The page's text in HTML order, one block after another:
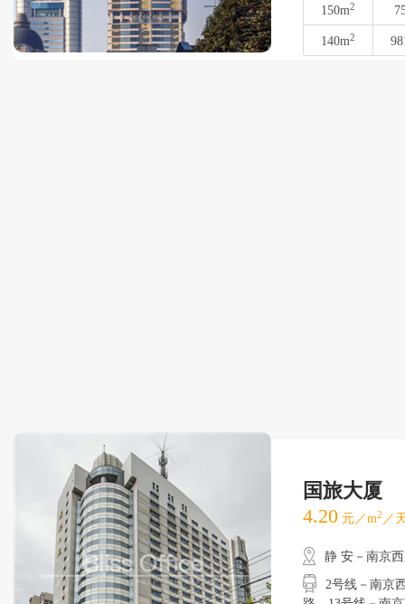
150m2
140m2
国旅大厦
4.20 元／m2 ／
静 安－南京
2号线－南京西